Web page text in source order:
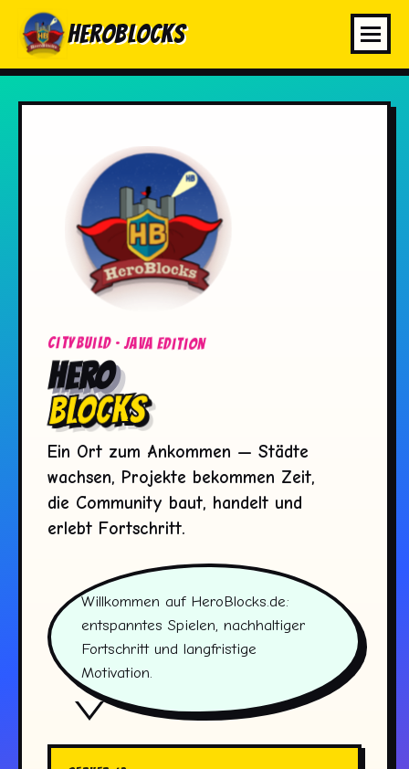
HeroBlocks Menü
Citybuild · Java Edition
HERO
BLOCKS
Ein Ort zum Ankommen — Städte
wachsen, Projekte bekommen Zeit,
die Community baut, handelt und
erlebt Fortschritt.
Willkommen auf HeroBlocks.de:
entspanntes Spielen, nachhaltiger
Fortschritt und langfristige
Motivation.